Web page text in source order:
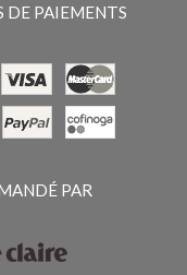
DE PAIEMENTS
PAR